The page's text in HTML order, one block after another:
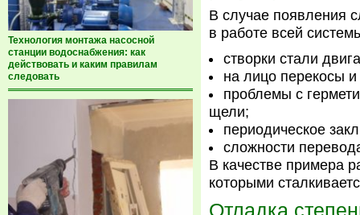
Технология монтажа насосной
станции водоснабжения: как
действовать и каким правилам
следовать
В случае появления
в работе всей
створки стали
на лицо перекосы
проблемы с
щели;
периодическое
сложности
В качестве примера
которыми
Отладка